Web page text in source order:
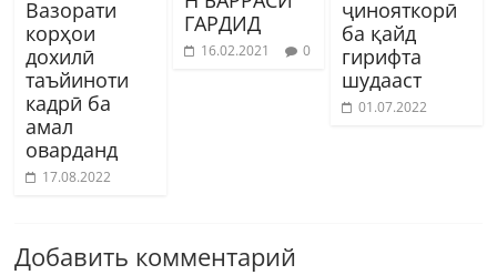
Вазорати
корҳои
дохилӣ
таъйиноти
кадрӣ ба
амал
оварданд
17.08.2022
ГАРДИД
16.02.2021 0
ҷинояткорӣ
ба қайд
гирифта
шудааст
01.07.2022
Добавить комментарий